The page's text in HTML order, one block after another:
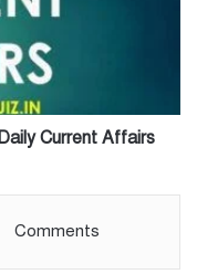
Current Affairs
Comments